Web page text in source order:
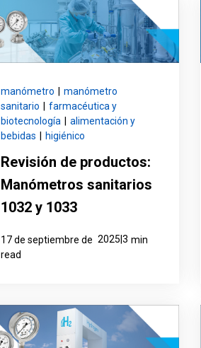
manómetro
manómetro
sanitario
farmacéutica y
biotecnología
alimentación y
bebidas
higiénico
Revisión de productos:
Manómetros sanitarios
1032 y 1033
17 de septiembre de 2025|3 min
read